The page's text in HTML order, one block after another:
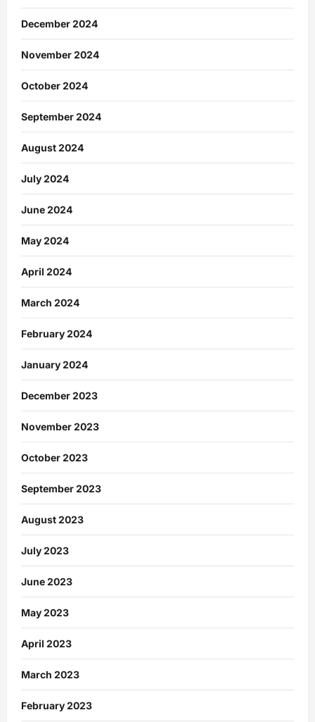
December 2024
November 2024
October 2024
September 2024
August 2024
July 2024
June 2024
May 2024
April 2024
March 2024
February 2024
January 2024
December 2023
November 2023
October 2023
September 2023
August 2023
July 2023
June 2023
May 2023
April 2023
March 2023
February 2023